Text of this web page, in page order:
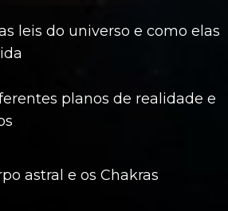
leis do universo e como elas
planos de realidade e
astral e os Chakras